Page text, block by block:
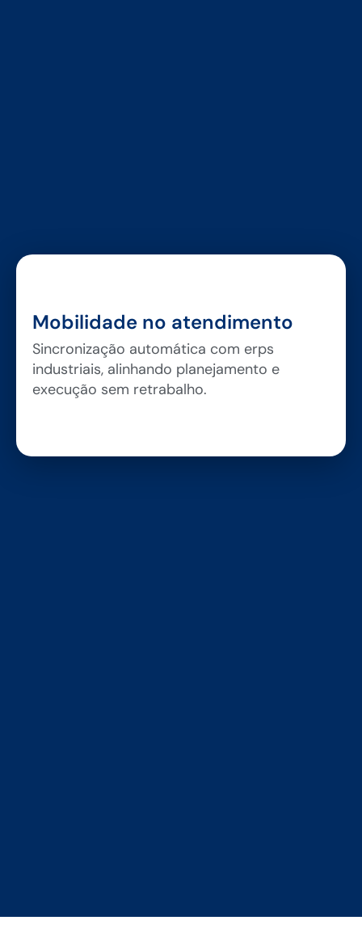
Mobilidade no atendimento
Sincronização automática com erps
industriais, alinhando planejamento e
execução sem retrabalho.